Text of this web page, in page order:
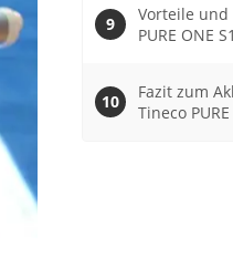
Vorteile und
PURE ONE
Fazit zum
Tineco PURE